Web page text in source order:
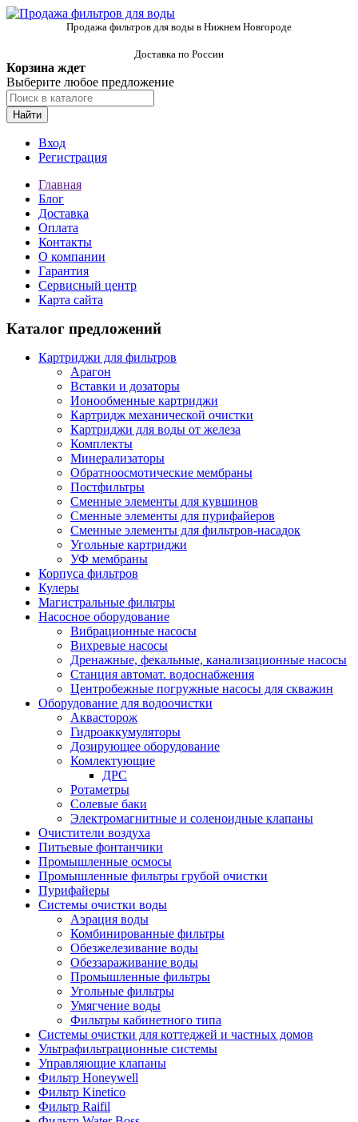
Продажа фильтров для воды в Нижнем Новгороде
Доставка по России
Корзина ждет
Выберите любое предложение
Найти
Вход
Регистрация
Главная
Блог
Доставка
Оплата
Контакты
О компании
Гарантия
Сервисный центр
Карта сайта
Каталог предложений
Картриджи для фильтров
Арагон
Вставки и дозаторы
Ионообменные картриджи
Картридж механической очистки
Картриджи для воды от железа
Комплекты
Минерализаторы
Обратноосмотические мембраны
Постфильтры
Сменные элементы для кувшинов
Сменные элементы для пурифайеров
Сменные элементы для фильтров-насадок
Угольные картриджи
УФ мембраны
Корпуса фильтров
Кулеры
Магистральные фильтры
Насосное оборудование
Вибрационные насосы
Вихревые насосы
Дренажные, фекальные, канализационные насосы
Станция автомат. водоснабжения
Центробежные погружные насосы для скважин
Оборудование для водоочистки
Аквасторож
Гидроаккумуляторы
Дозирующее оборудование
Комлектующие
ДРС
Ротаметры
Солевые баки
Электромагнитные и соленоидные клапаны
Очистители воздуха
Питьевые фонтанчики
Промышленные осмосы
Промышленные фильтры грубой очистки
Пурифайеры
Системы очистки воды
Аэрация воды
Комбинированные фильтры
Обезжелезивание воды
Обеззараживание воды
Промышленные фильтры
Угольные фильтры
Умягчение воды
Фильтры кабинетного типа
Системы очистки для коттеджей и частных домов
Ультрафильтрационные системы
Управляющие клапаны
Фильтр Honeywell
Фильтр Kinetico
Фильтр Raifil